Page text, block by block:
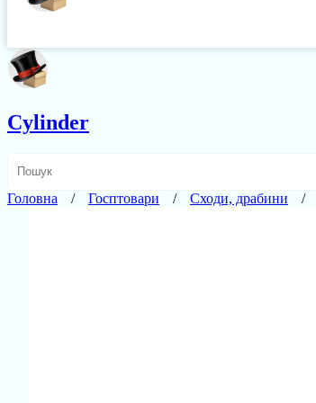
Cylinder
Головна Госптовари Сходи, драбини